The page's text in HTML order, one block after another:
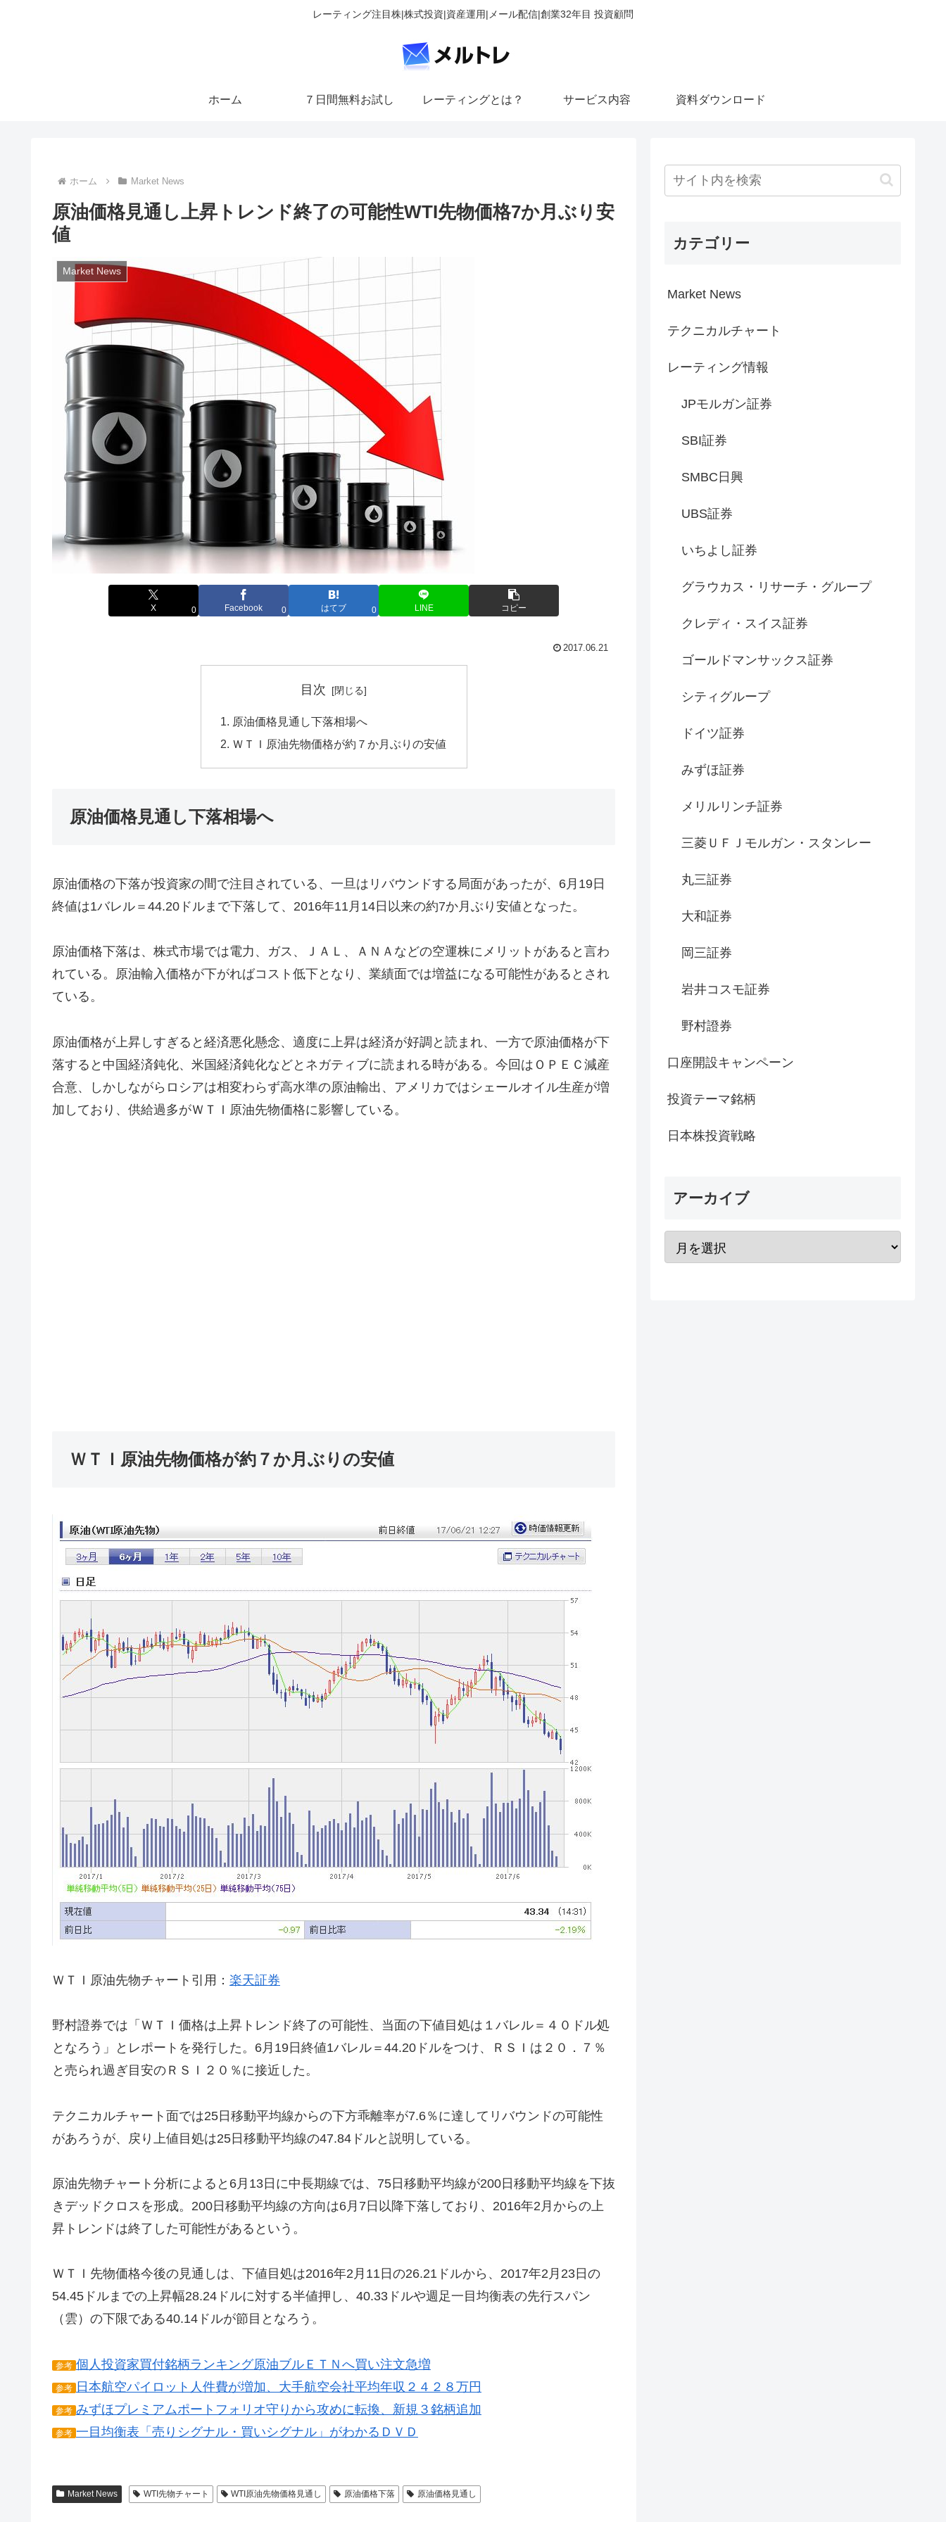
レーティング注目株|株式投資|資産運用|メール配信|創業32年目 投資顧問
ホーム ７日間無料お試し レーティングとは？ サービス内容 資料ダウンロード
ホーム Market News
原油価格見通し上昇トレンド終了の可能性WTI先物価格7か月ぶり安
値
Market News
X 0 Facebook 0 はてブ 0 LINE コピー
2017.06.21
目次
原油価格見通し下落相場へ
ＷＴＩ原油先物価格が約７か月ぶりの安値
原油価格見通し下落相場へ
原油価格の下落が投資家の間で注目されている、一旦はリバウンドする局面があったが、6月19日
終値は1バレル＝44.20ドルまで下落して、2016年11月14日以来の約7か月ぶり安値となった。
原油価格下落は、株式市場では電力、ガス、ＪＡＬ、ＡＮＡなどの空運株にメリットがあると言わ
れている。原油輸入価格が下がればコスト低下となり、業績面では増益になる可能性があるとされ
ている。
原油価格が上昇しすぎると経済悪化懸念、適度に上昇は経済が好調と読まれ、一方で原油価格が下
落すると中国経済鈍化、米国経済鈍化などとネガティブに読まれる時がある。今回はＯＰＥＣ減産
合意、しかしながらロシアは相変わらず高水準の原油輸出、アメリカではシェールオイル生産が増
加しており、供給過多がＷＴＩ原油先物価格に影響している。
ＷＴＩ原油先物価格が約７か月ぶりの安値
ＷＴＩ原油先物チャート引用： 楽天証券
野村證券では「ＷＴＩ価格は上昇トレンド終了の可能性、当面の下値目処は１バレル＝４０ドル処
となろう」とレポートを発行した。6月19日終値1バレル＝44.20ドルをつけ、ＲＳＩは２０．７％
と売られ過ぎ目安のＲＳＩ２０％に接近した。
テクニカルチャート面では25日移動平均線からの下方乖離率が7.6％に達してリバウンドの可能性
があろうが、戻り上値目処は25日移動平均線の47.84ドルと説明している。
原油先物チャート分析によると6月13日に中長期線では、75日移動平均線が200日移動平均線を下抜
きデッドクロスを形成。200日移動平均線の方向は6月7日以降下落しており、2016年2月からの上
昇トレンドは終了した可能性があるという。
ＷＴＩ先物価格今後の見通しは、下値目処は2016年2月11日の26.21ドルから、2017年2月23日の
54.45ドルまでの上昇幅28.24ドルに対する半値押し、40.33ドルや週足一目均衡表の先行スパン
（雲）の下限である40.14ドルが節目となろう。
参考 個人投資家買付銘柄ランキング原油ブルＥＴＮへ買い注文急増
参考 日本航空パイロット人件費が増加、大手航空会社平均年収２４２８万円
参考 みずほプレミアムポートフォリオ守りから攻めに転換、新規３銘柄追加
参考 一目均衡表「売りシグナル・買いシグナル」がわかるＤＶＤ
Market News WTI先物チャート WTI原油先物価格見通し 原油価格下落 原油価格見通し
カテゴリー
Market News
テクニカルチャート
レーティング情報
JPモルガン証券
SBI証券
SMBC日興
UBS証券
いちよし証券
グラウカス・リサーチ・グループ
クレディ・スイス証券
ゴールドマンサックス証券
シティグループ
ドイツ証券
みずほ証券
メリルリンチ証券
三菱ＵＦＪモルガン・スタンレー
丸三証券
大和証券
岡三証券
岩井コスモ証券
野村證券
口座開設キャンペーン
投資テーマ銘柄
日本株投資戦略
アーカイブ